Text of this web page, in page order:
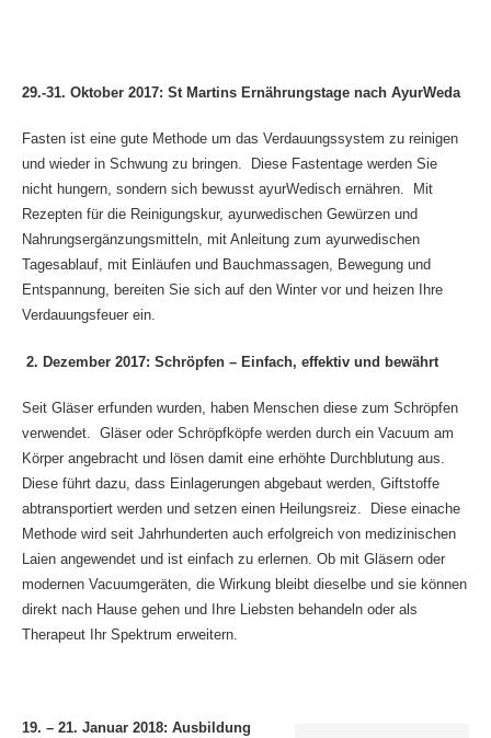
29.-31. Oktober 2017: St Martins Ernährungstage nach AyurWeda
Fasten ist eine gute Methode um das Verdauungssystem zu reinigen
und wieder in Schwung zu bringen. Diese Fastentage werden Sie
nicht hungern, sondern sich bewusst ayurWedisch ernähren. Mit
Rezepten für die Reinigungskur, ayurwedischen Gewürzen und
Nahrungsergänzungsmitteln, mit Anleitung zum ayurwedischen
Tagesablauf, mit Einläufen und Bauchmassagen, Bewegung und
Entspannung, bereiten Sie sich auf den Winter vor und heizen Ihre
Verdauungsfeuer ein.
2. Dezember 2017: Schröpfen – Einfach, effektiv und bewährt
Seit Gläser erfunden wurden, haben Menschen diese zum Schröpfen
verwendet. Gläser oder Schröpfköpfe werden durch ein Vacuum am
Körper angebracht und lösen damit eine erhöhte Durchblutung aus.
Diese führt dazu, dass Einlagerungen abgebaut werden, Giftstoffe
abtransportiert werden und setzen einen Heilungsreiz. Diese einache
Methode wird seit Jahrhunderten auch erfolgreich von medizinischen
Laien angewendet und ist einfach zu erlernen. Ob mit Gläsern oder
modernen Vacuumgeräten, die Wirkung bleibt dieselbe und sie können
direkt nach Hause gehen und Ihre Liebsten behandeln oder als
Therapeut Ihr Spektrum erweitern.
19. – 21. Januar 2018: Ausbildung